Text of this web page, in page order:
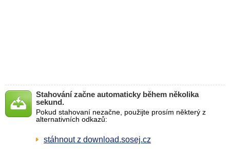
Stahování začne automaticky během několika
sekund.
Pokud stahovaní nezačne, použijte prosím některý z
alternativních odkazů:
stáhnout z download.sosej.cz